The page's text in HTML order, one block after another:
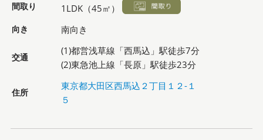
間取り 1LDK（45㎡）
向き 南向き
交通
(1)都営浅草線「西馬込」駅徒歩7分
(2)東急池上線「長原」駅徒歩23分
住所
東京都大田区西馬込２丁目１２-１
５